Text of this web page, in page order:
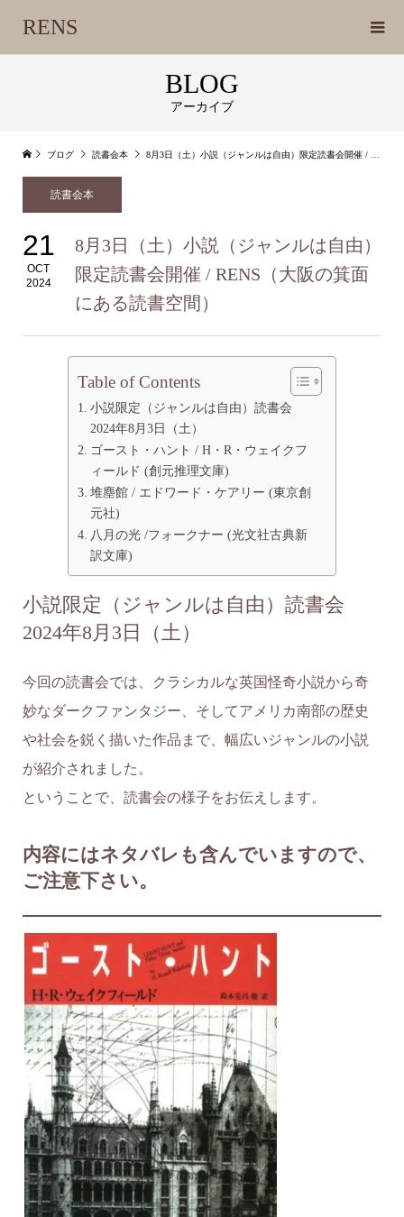
RENS
BLOG
アーカイブ
ブログ 読書会本 8月3日（土）小説（ジャンルは自由）限定読書会開催 / RENS（大阪の箕面にある読書空間）
読書会本
21
OCT
2024
8月3日（土）小説（ジャンルは自由）
限定読書会開催 / RENS（大阪の箕面
にある読書空間）
Table of Contents
小説限定（ジャンルは自由）読書会
2024年8月3日（土）
ゴースト・ハント / H・R・ウェイクフ
ィールド (創元推理文庫)
堆塵館 / エドワード・ケアリー (東京創
元社)
八月の光 /フォークナー (光文社古典新
訳文庫)
小説限定（ジャンルは自由）読書会
2024年8月3日（土）
今回の読書会では、クラシカルな英国怪奇小説から奇
妙なダークファンタジー、そしてアメリカ南部の歴史
や社会を鋭く描いた作品まで、幅広いジャンルの小説
が紹介されました。
ということで、読書会の様子をお伝えします。
内容にはネタバレも含んでいますので、
ご注意下さい。